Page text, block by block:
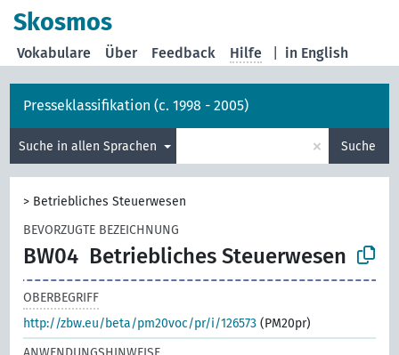
Skosmos
in English
Vokabulare Über Feedback Hilfe
Presseklassifikation (c. 1998 - 2005)
Suche in allen Sprachen × Suche
> Betriebliches Steuerwesen
BEVORZUGTE BEZEICHNUNG
BW04 Betriebliches Steuerwesen
OBERBEGRIFF
http://zbw.eu/beta/pm20voc/pr/i/126573 (PM20pr)